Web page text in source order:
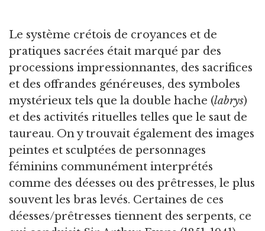
Le système crétois de croyances et de
pratiques sacrées était marqué par des
processions impressionnantes, des sacrifices
et des offrandes généreuses, des symboles
mystérieux tels que la double hache (labrys)
et des activités rituelles telles que le saut de
taureau. On y trouvait également des images
peintes et sculptées de personnages
féminins communément interprétés
comme des déesses ou des prêtresses, le plus
souvent les bras levés. Certaines de ces
déesses/prêtresses tiennent des serpents, ce